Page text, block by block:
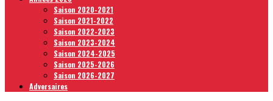
Saison 2020-2021
Saison 2021-2022
Saison 2022-2023
Saison 2023-2024
Saison 2024-2025
Saison 2025-2026
Saison 2026-2027
Adversaires